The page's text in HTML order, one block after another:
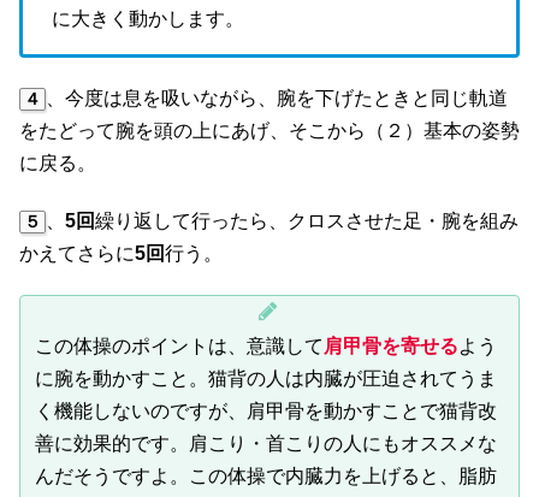
に大きく動かします。
４ 、今度は息を吸いながら、腕を下げたときと同じ軌道
をたどって腕を頭の上にあげ、そこから（２）基本の姿勢
に戻る。
５ 、 5回繰り返して行ったら、クロスさせた足・腕を組み
かえてさらに5回行う。
この体操のポイントは、意識して 肩甲骨を寄せるよう
に腕を動かすこと。猫背の人は内臓が圧迫されてうま
く機能しないのですが、肩甲骨を動かすことで猫背改
善に効果的です。肩こり・首こりの人にもオススメな
んだそうですよ。この体操で内臓力を上げると、脂肪